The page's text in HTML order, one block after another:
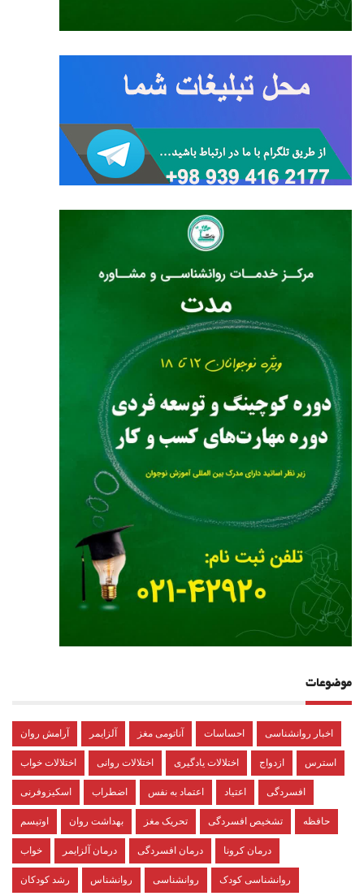
موضوعات
آرامش روان آلزایمر آناتومی مغز احساسات اخبار روانشناسی
اختلالات خواب اختلالات روانی اختلالات یادگیری ازدواج استرس
اسکیزوفرنی اضطراب اعتماد به نفس اعتیاد افسردگی
اوتیسم بهداشت روان تحریک مغز تشخیص افسردگی حافظه
خواب درمان آلزایمر درمان افسردگی درمان کرونا
رشد کودکان روانشناس روانشناسی روانشناسی کودک